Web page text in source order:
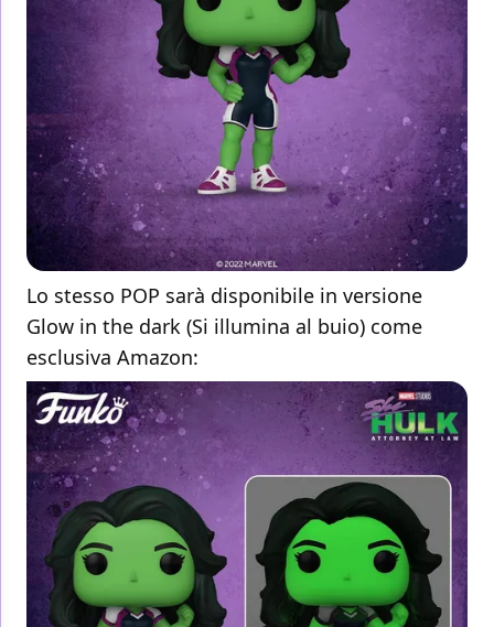
Lo stesso POP sarà disponibile in versione
Glow in the dark (Si illumina al buio) come
esclusiva Amazon: